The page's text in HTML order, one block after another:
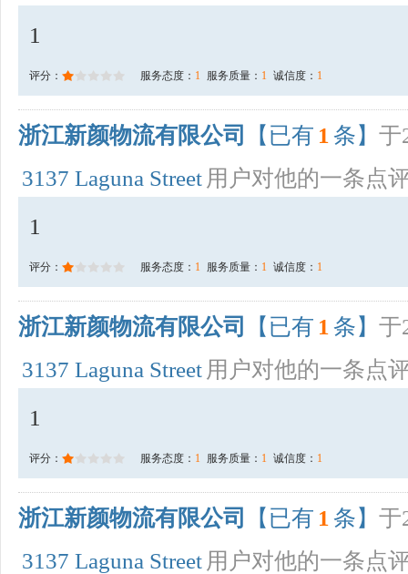
1
评分： 服务态度： 1 服务质量： 1 诚信度： 1
浙江新颜物流有限公司 【已有 1 条】 于
3137 Laguna Street 用户对他的一条点
1
评分： 服务态度： 1 服务质量： 1 诚信度： 1
浙江新颜物流有限公司 【已有 1 条】 于
3137 Laguna Street 用户对他的一条点
1
评分： 服务态度： 1 服务质量： 1 诚信度： 1
浙江新颜物流有限公司 【已有 1 条】 于
3137 Laguna Street 用户对他的一条点